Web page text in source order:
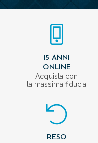
15 ANNI
ONLINE
Acquista con
la massima fiducia
RESO